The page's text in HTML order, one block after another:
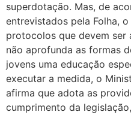
superdotação. Mas, de
entrevistados pela Folha,
protocolos que devem ser
não aprofunda as formas
jovens uma educação
executar a medida, o
afirma que adota as
cumprimento da